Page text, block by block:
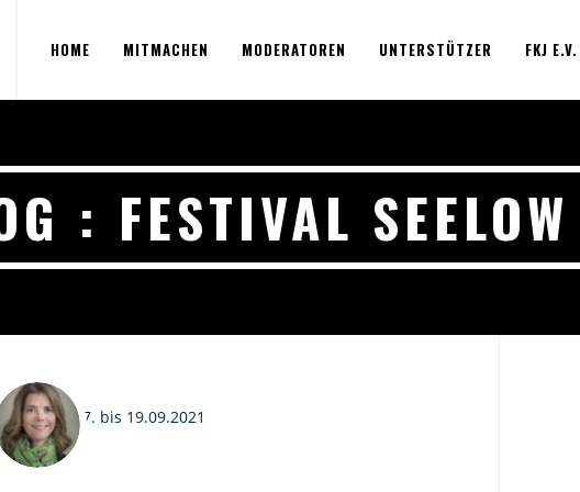
HOME MITMACHEN MODERATOREN UNTERSTÜTZER FKJ E.V.
: FESTIVAL SEELOW